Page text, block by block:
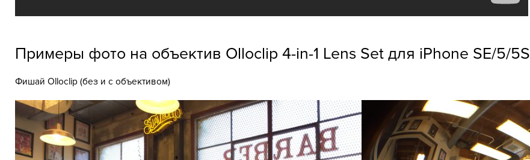
Примеры фото на объектив Olloclip 4-in-1 Lens Set для iPhone SE/5/5S
Фишай Olloclip (без и с объективом)